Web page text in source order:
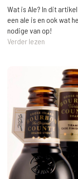
Wat is Ale? In dit
een ale is en ook wat
nodige van op!
Verder lezen